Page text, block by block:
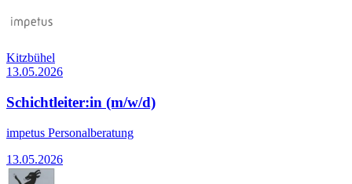
Kitzbühel
13.05.2026
Schichtleiter:in (m/w/d)
impetus Personalberatung
13.05.2026